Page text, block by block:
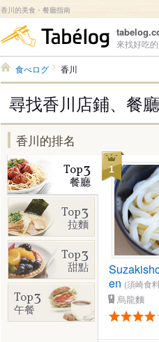
香川的美食・餐廳指南
食べログ
來找好吃
食べログ 香川
尋找香川店鋪、餐廳
香川的排名
Top3
餐廳
Top3
拉麵
Top3
甜點
Top3
午餐
1
en (須崎食
烏龍麵